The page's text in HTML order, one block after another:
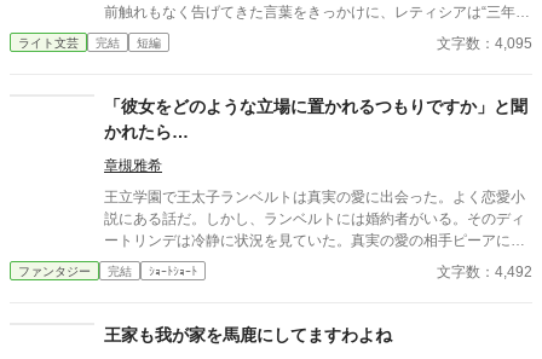
前触れもなく告げてきた言葉をきっかけに、レティシアは“三年
間”の契約を終わらせることにした。 赤の他人を屋敷に迎えるこ
とはしない。 不要なものに感情を砕く理由などない。 「だって、
切り捨ててしまいましょう。
ライト文芸 完結 短編 文字数：4,095
「彼女をどのような立場に置かれるつもりですか」と聞
かれたら…
章槻雅希
王立学園で王太子ランベルトは真実の愛に出会った。よく恋愛小
説にある話だ。しかし、ランベルトには婚約者がいる。そのディ
ートリンデは冷静に状況を見ていた。真実の愛の相手ピーアに警
告することもなく、ランベルトに諫言もしない。だが、ディート
リンデは将来の王太子妃としてランベルトに問いかけた。「彼女
説のような断罪劇や反撃もなく、静かにランベルトは表舞台から
去ることになる。 「小説家になろう」・「アルファポリス」に重
ファンタジー 完結 ｼｮｰﾄｼｮｰﾄ 文字数：4,492
王家も我が家を馬鹿にしてますわよね